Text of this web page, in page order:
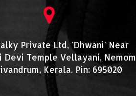
Private Ltd, 'Dhwani' Near
Devi Temple Vellayani, Nemom
Kerala. Pin: 695020